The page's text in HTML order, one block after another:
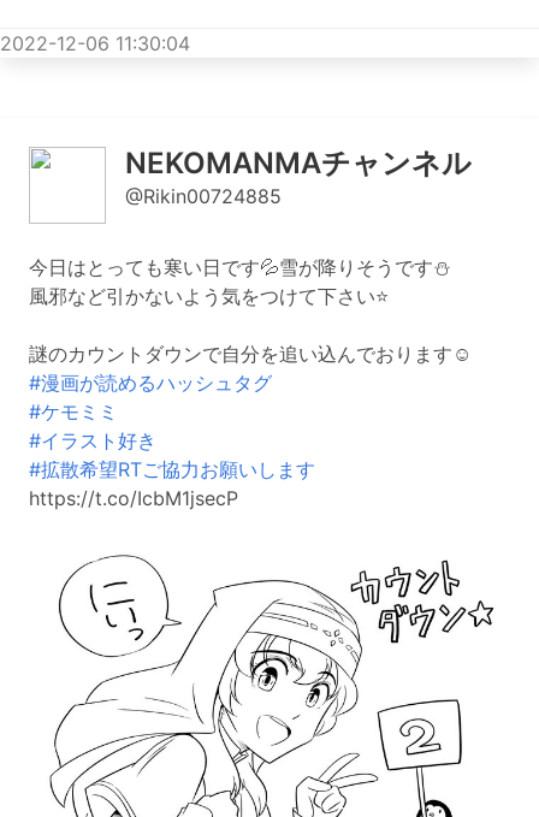
2022-12-06 11:30:04
NEKOMANMAチャンネル
@Rikin00724885
今日はとっても寒い日です💦雪が降りそうです⛄️
風邪など引かないよう気をつけて下さい⭐️
謎のカウントダウンで自分を追い込んでおります☺️
#漫画が読めるハッシュタグ
#ケモミミ
#イラスト好き
#拡散希望RTご協力お願いします
https://t.co/IcbM1jsecP